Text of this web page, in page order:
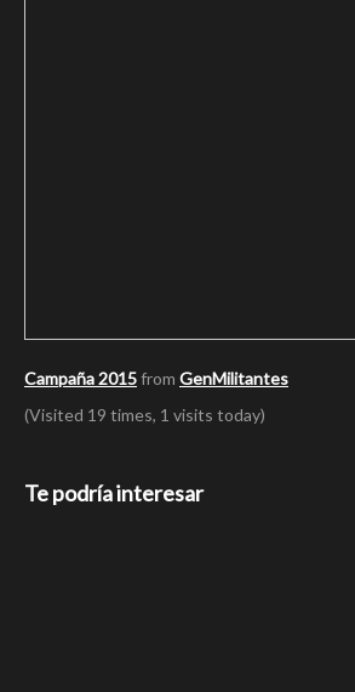
Campaña 2015from GenMilitantes
(Visited 19 times, 1 visits today)
Te podría interesar